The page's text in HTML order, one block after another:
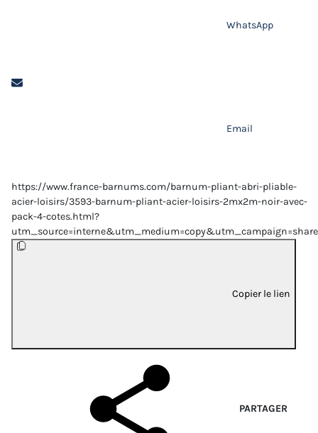
WhatsApp
Email
https://www.france-barnums.com/barnum-pliant-abri-pliable-
acier-loisirs/3593-barnum-pliant-acier-loisirs-2mx2m-noir-avec-
pack-4-cotes.html?
Copier le lien
PARTAGER